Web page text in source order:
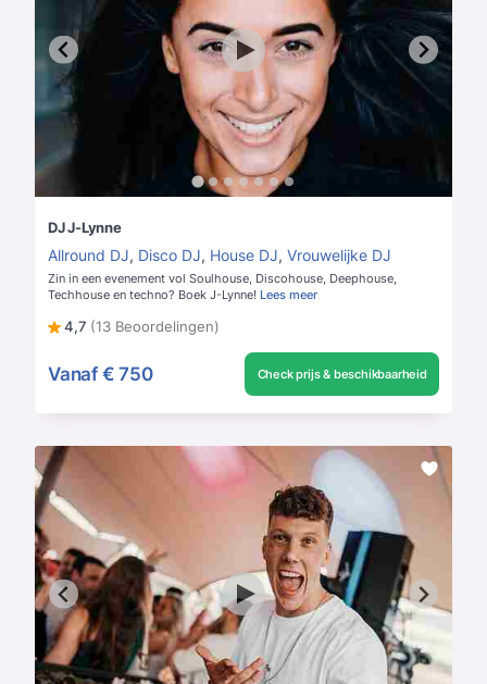
DJ J-Lynne
Allround DJ, Disco DJ, House DJ, Vrouwelijke DJ
Zin in een evenement vol Soulhouse, Discohouse, Deephouse,
Techhouse en techno? Boek J-Lynne! Lees meer
4,7 (13 Beoordelingen)
Vanaf € 750 Check prijs & beschikbaarheid